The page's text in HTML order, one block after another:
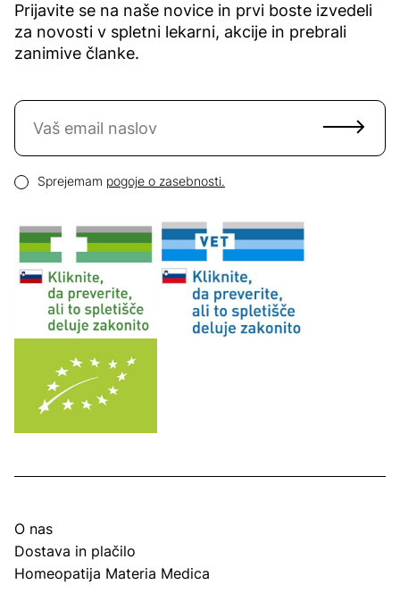
Prijavite se na naše novice in prvi boste izvedeli
za novosti v spletni lekarni, akcije in prebrali
zanimive članke.
Naročite se na novice
Pogoji zasebnosti
Sprejemam pogoje o zasebnosti.
O nas
Dostava in plačilo
Homeopatija Materia Medica